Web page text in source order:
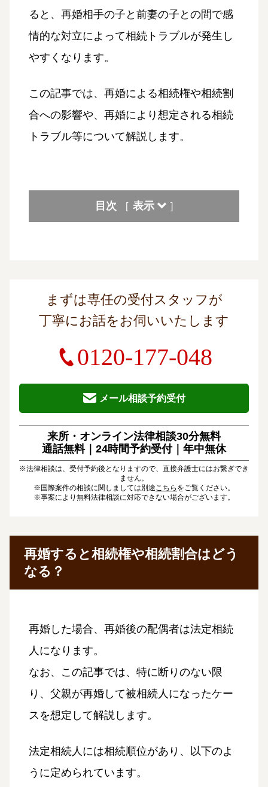
ると、再婚相手の子と前妻の子との間で感
情的な対立によって相続トラブルが発生し
やすくなります。
この記事では、再婚による相続権や相続割
合への影響や、再婚により想定される相続
トラブル等について解説します。
目次 [ 表示 ]
まずは専任の受付スタッフが
丁寧にお話をお伺いいたします
0120-177-048
メール相談予約受付
来所・オンライン法律相談30分無料
通話無料｜24時間予約受付｜ 年中無休
※法律相談は、受付予約後となりますので、直接弁護士にはお繋ぎでき
ません。
※国際案件の相談に関しましては別途 こちら をご覧ください。
※事案により無料法律相談に対応できない場合がございます。
再婚すると相続権や相続割合はどう
なる？
再婚した場合、再婚後の配偶者は法定相続
人になります。
なお、この記事では、特に断りのない限
り、父親が再婚して被相続人になったケー
スを想定して解説します。
法定相続人には相続順位があり、以下のよ
うに定められています。